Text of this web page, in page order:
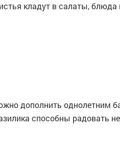
кладут в салаты, блюда
дополнить однолетним
способны радовать